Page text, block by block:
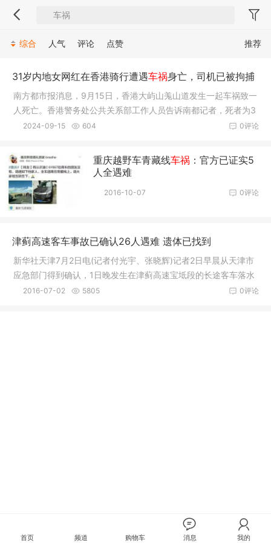
推荐
综合 人气 评论 点赞
31岁内地女网红在香港骑行遭遇车祸身亡，司机已被拘捕
南方都市报消息，9月15日，香港大屿山羗山道发生一起车祸致一
人死亡。香港警务处公共关系部工作人员告诉南都记者，死者为3
1岁的
0评论
2024-09-15 604
重庆越野车青藏线车祸 ：官方已证实5
人全遇难
0评论
2016-10-07
津蓟高速客车事故已确认26人遇难 遗体已找到
新华社天津7月2日电(记者付光宇、张晓辉)记者2日早晨从天津市
应急部门得到确认，1日晚发生在津蓟高速宝坻段的长途客车落水
事故，
0评论
2016-07-02 5805
首页 频道 购物车 消息 我的